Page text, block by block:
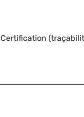
Certification